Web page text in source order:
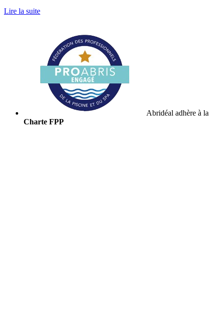
Lire la suite
Abridéal adhère à la
Charte FPP